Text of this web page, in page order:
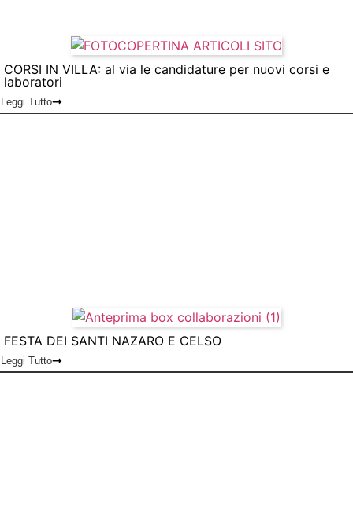
CORSI IN VILLA: al via le candidature per nuovi corsi e
laboratori
Leggi Tutto
FESTA DEI SANTI NAZARO E CELSO
Leggi Tutto